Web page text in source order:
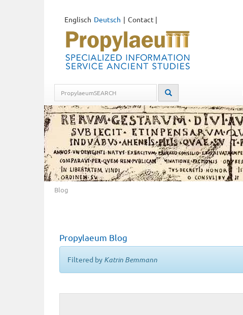
Deutsch
Englisch Contact |
Blog
Propylaeum Blog
Filtered by Katrin Bemmann